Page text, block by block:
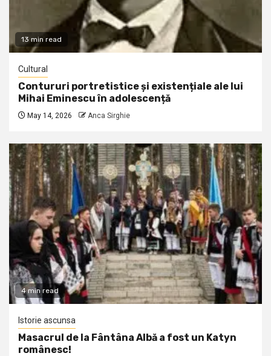
13 min read
Cultural
Contururi portretistice și existențiale ale lui
Mihai Eminescu în adolescență
May 14, 2026 Anca Sirghie
4 min read
Istorie ascunsa
Masacrul de la Fântâna Albă a fost un Katyn
românesc!